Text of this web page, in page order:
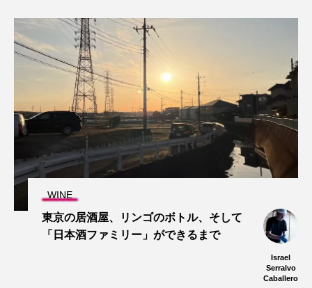
WINE
東京の居酒屋、リンゴのボトル、そして
「日本酒ファミリー」ができるまで
Israel
Serralvo
Caballero